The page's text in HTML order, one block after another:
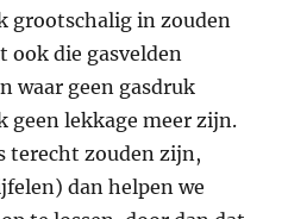
grootschalig in zouden
ook die gasvelden
waar geen gasdruk
geen lekkage meer zijn.
terecht zouden zijn,
dan helpen we